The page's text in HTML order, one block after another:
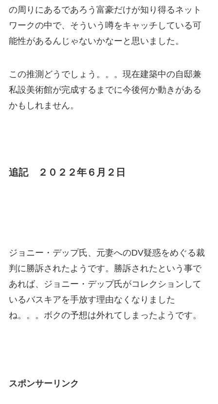
の周りにあるであろう富豪だけが知り得るネット
ワークの中で、そういう噂をキャッチしている可
能性があるんじゃないかなーと思いました。
この推測どうでしょう。。。現在建築中の自邸兼
私設美術館が完成するまでに今後何か動きがある
かもしれません。
追記 ２０２２年６月２日
ジョニー・デップ氏、元妻へのDV疑惑をめぐる裁
判に勝訴されたようです。勝訴されたという事で
あれば、ジョニー・デップ氏がコレクションして
いるバスキアを手放す理由なくなりました
ね。。。ボクの予想は外れてしまったようです。
スポンサーリンク